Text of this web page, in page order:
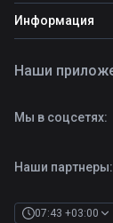
Школа ставок
Вопросы и ответы
Бонусы букмекеров
Полная версия
Информация
Правила
Контакты
Наши партнеры:
07:43 +03:00
Наши
Мы в соцсетях: